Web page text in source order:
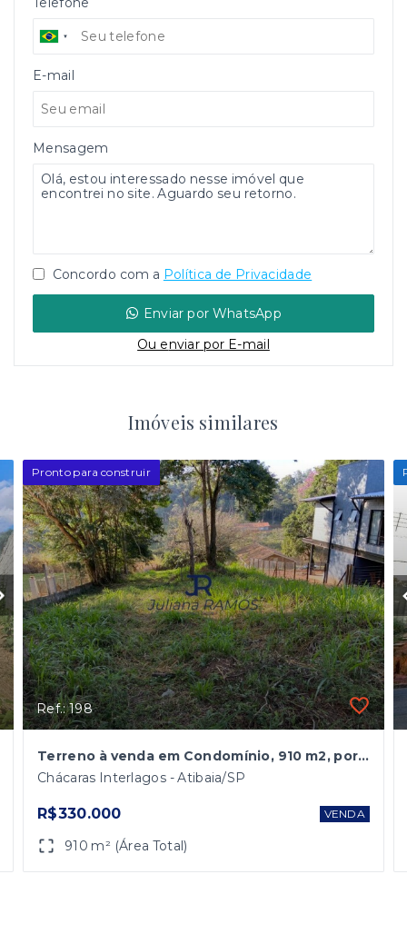
E-mail
Mensagem
Concordo com a Política de Privacidade
Enviar por WhatsApp
Ou enviar por E-mail
Imóveis similares
Pronto para construir
Ref.: 198
Terreno à venda em Condomínio, 910 m2, por R$ 330.000,00 - Atibaia/SP
Chácaras Interlagos - Atibaia/SP
R$330.000 VENDA
910 m² (Área Total)